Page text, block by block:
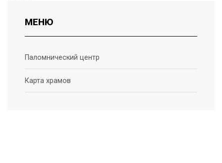
МЕНЮ
Паломнический центр
Карта храмов